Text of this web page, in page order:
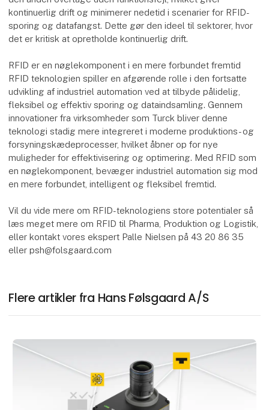
kontinuerlig drift og minimerer nedetid i scenarier for RFID-
sporing og datafangst. Dette gør den ideel til sektorer, hvor
det er kritisk at opretholde kontinuerlig drift.
RFID er en nøglekomponent i en mere forbundet fremtid
RFID teknologien spiller en afgørende rolle i den fortsatte
udvikling af industriel automation ved at tilbyde pålidelig,
fleksibel og effektiv sporing og dataindsamling. Gennem
innovationer fra virksomheder som Turck bliver denne
teknologi stadig mere integreret i moderne produktions- og
forsyningskædeprocesser, hvilket åbner op for nye
muligheder for effektivisering og optimering. Med RFID som
en nøglekomponent, bevæger industriel automation sig mod
en mere forbundet, intelligent og fleksibel fremtid.
Vil du vide mere om RFID-teknologiens store potentialer så
læs meget mere om RFID til Pharma, Produktion og Logistik,
eller kontakt vores ekspert Palle Nielsen på 43 20 86 35
eller psh@folsgaard.com
Flere artikler fra Hans Følsgaard A/S